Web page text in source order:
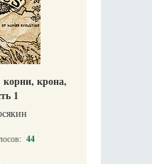
крона,
1
44